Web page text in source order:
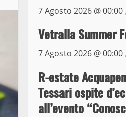
7 Agosto 2026 @00:00
Vetralla Summer
7 Agosto 2026 @00:00
R-estate
Tessari ospite
all’evento
3
9
4
La
il
in
10